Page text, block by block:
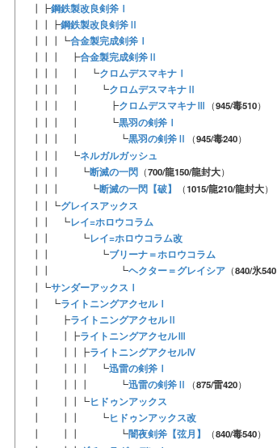
┃┣鋼鉄製改良剣斧Ⅰ
┃┃┣鋼鉄製改良剣斧Ⅱ
┃┃┃┗合金製完成剣斧Ⅰ
┃┃┃ ┣合金製完成剣斧Ⅱ
┃┃┃ ┃ ┗クロムデスマキナⅠ
┃┃┃ ┃ ┗クロムデスマキナⅡ
┃┃┃ ┃ ┣クロムデスマキナⅢ （945/毒510）
┃┃┃ ┃ ┗黒羽の剣斧Ⅰ
┃┃┃ ┃ ┗黒羽の剣斧Ⅱ （945/毒240）
┃┃┃ ┗ネルガルガッシュ
┃┃┃ ┗断滅の一閃 （700/龍150/龍封大）
┃┃┃ ┗断滅の一閃【破】 （1015/龍210/龍封大）
┃┃┗グレイスアックス
┃┃ ┗レイ=ホロウコラム
┃┃ ┗レイ=ホロウコラム改
┃┃ ┗ブリーナ＝ホロウコラム
┃┃ ┗ヘクター＝グレイシア （840/氷540
┃┗サンダーアックスⅠ
┃ ┗ライトニングアクセルⅠ
┃ ┣ライトニングアクセルⅡ
┃ ┃┣ライトニングアクセルⅢ
┃ ┃┃┣ライトニングアクセルⅣ
┃ ┃┃┃ ┗迅雷の剣斧Ⅰ
┃ ┃┃┃ ┗迅雷の剣斧Ⅱ （875/雷420）
┃ ┃┃┗ヒドゥンアックス
┃ ┃┃ ┗ヒドゥンアックス改
┃ ┃┃ ┗闇夜剣斧【弦月】 （840/毒540）